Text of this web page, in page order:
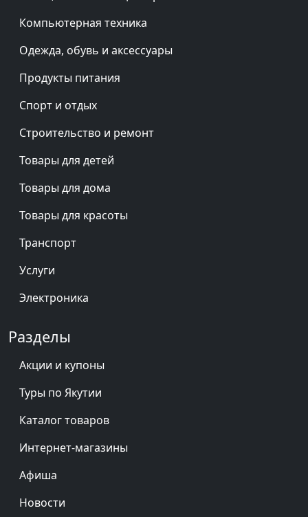
Компьютерная техника
Одежда, обувь и аксессуары
Продукты питания
Спорт и отдых
Строительство и ремонт
Товары для детей
Товары для дома
Товары для красоты
Транспорт
Услуги
Электроника
Разделы
Акции и купоны
Туры по Якутии
Каталог товаров
Интернет-магазины
Афиша
Новости